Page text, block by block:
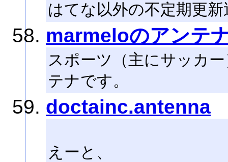
はてな以外の不定期更
marmeloのアンテ
スポーツ（主にサッカ
テナです。
doctainc.antenna
えーと、